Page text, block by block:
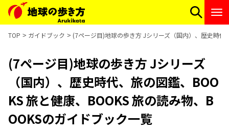
TOP ガイドブック (7ページ目)地球の歩き方 Jシリーズ（国内）、歴史時
(7ページ目)地球の歩き方 Jシリーズ
（国内）、歴史時代、旅の図鑑、BOO
KS 旅と健康、BOOKS 旅の読み物、B
OOKSのガイドブック一覧